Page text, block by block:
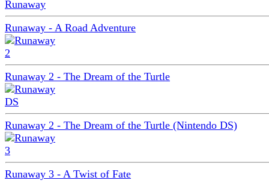
Runaway - A Road Adventure
Runaway 2 - The Dream of the Turtle
Runaway 2 - The Dream of the Turtle (Nintendo DS)
Runaway 3 - A Twist of Fate